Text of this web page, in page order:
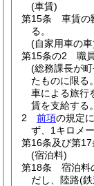
(車賃)
第15条
車賃の
る。
(自家用車の
第15条の2
職
(総務課長が
たものに限る
車による旅行
賃を支給する。
2
前項の規定
ず、1キロメ
第16条及び第17
(宿泊料)
第18条
宿泊料
だし、陸路(